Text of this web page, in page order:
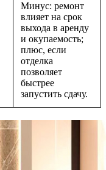
Минус: ремонт
влияет на срок
выхода в аренду
и окупаемость;
плюс, если
отделка
позволяет
быстрее
запустить сдачу.